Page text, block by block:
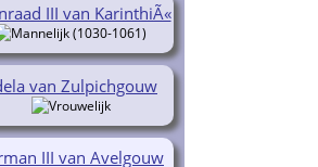
III van KarinthiÃ«
(1030-1061)
van Zulpichgouw
III van Avelgouw